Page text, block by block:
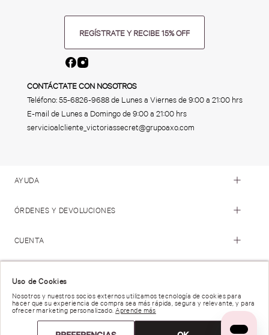
Uso de Cookies
Nosotros y nuestros socios externos utilizamos tecnología de cookies para
hacer que su experiencia de compra sea más rápida, segura y relevante, y para
ofrecer marketing personalizado. Aprende más
REGÍSTRATE Y RECIBE 15% OFF
CONTÁCTATE CON NOSOTROS
Teléfono:55-6826-9688de Lunes a Viernes de 9:00 a 21:00 hrs
E-mail de Lunes a Domingo de 9:00 a 21:00 hrs
servicioalcliente_victoriassecret@grupoaxo.com
AYUDA
ÓRDENES Y DEVOLUCIONES
CUENTA
Términos de Uso |Privacidad y Seguridad |
Derechos de Privacidad |Preferencias de anuncios |